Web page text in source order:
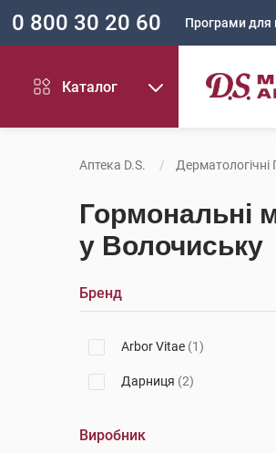
0 800 30 20 60 Програми для
Каталог
Аптека D.S. Дерматологічні
Гормональні
у Волочиську
Бренд
Arbor Vitae (1)
Дарниця (2)
Виробник